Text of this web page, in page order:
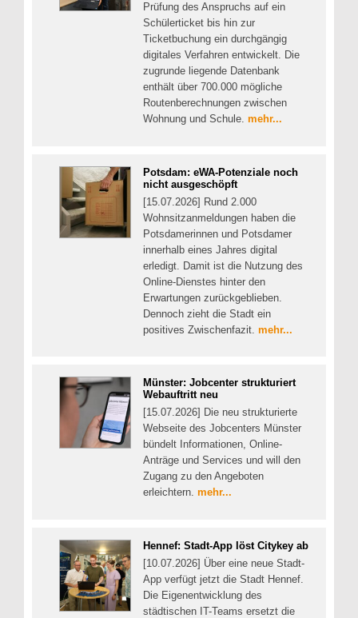
Prüfung des Anspruchs auf ein
Schülerticket bis hin zur
Ticketbuchung ein durchgängig
digitales Verfahren entwickelt. Die
zugrunde liegende Datenbank
enthält über 700.000 mögliche
Routenberechnungen zwischen
Wohnung und Schule. mehr...
Potsdam: eWA-Potenziale noch
nicht ausgeschöpft
[15.07.2026] Rund 2.000
Wohnsitzanmeldungen haben die
Potsdamerinnen und Potsdamer
innerhalb eines Jahres digital
erledigt. Damit ist die Nutzung des
Online-Dienstes hinter den
Erwartungen zurückgeblieben.
Dennoch zieht die Stadt ein
positives Zwischenfazit. mehr...
Münster: Jobcenter strukturiert
Webauftritt neu
[15.07.2026] Die neu strukturierte
Webseite des Jobcenters Münster
bündelt Informationen, Online-
Anträge und Services und will den
Zugang zu den Angeboten
erleichtern. mehr...
Hennef: Stadt-App löst Citykey ab
[10.07.2026] Über eine neue Stadt-
App verfügt jetzt die Stadt Hennef.
Die Eigenentwicklung des
städtischen IT-Teams ersetzt die